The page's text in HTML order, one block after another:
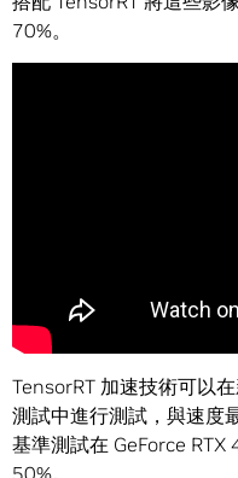
70%。
TensorRT 加速技術可以
測試中進行測試，與速度
基準測試在 GeForce RTX
50%。